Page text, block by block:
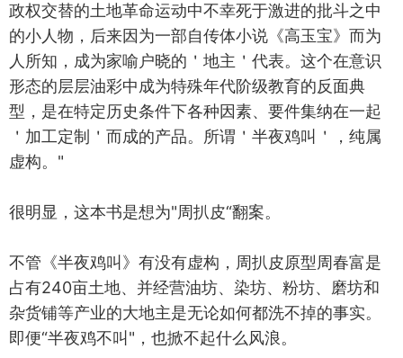
政权交替的土地革命运动中不幸死于激进的批斗之中
的小人物，后来因为一部自传体小说《高玉宝》而为
人所知，成为家喻户晓的＇地主＇代表。这个在意识
形态的层层油彩中成为特殊年代阶级教育的反面典
型，是在特定历史条件下各种因素、要件集纳在一起
＇加工定制＇而成的产品。所谓＇半夜鸡叫＇，纯属
虚构。"
很明显，这本书是想为"周扒皮“翻案。
不管《半夜鸡叫》有没有虚构，周扒皮原型周春富是
占有240亩土地‌、并经营油坊、染坊、粉坊、磨坊和
杂货铺等产业的大地主是无论如何都洗不掉的事实。
即便“半夜鸡不叫"，也掀不起什么风浪。